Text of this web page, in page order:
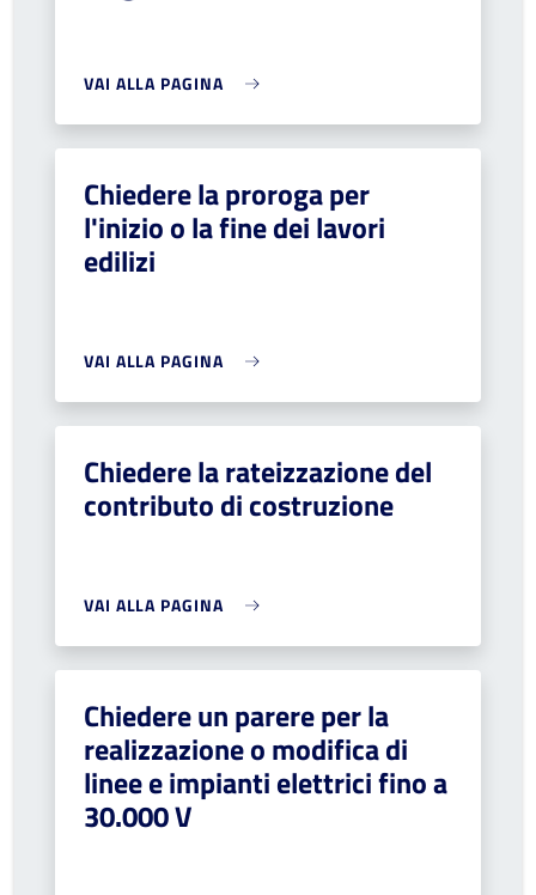
VAI ALLA PAGINA
Chiedere la proroga per
l'inizio o la fine dei lavori
edilizi
VAI ALLA PAGINA
Chiedere la rateizzazione del
contributo di costruzione
VAI ALLA PAGINA
Chiedere un parere per la
realizzazione o modifica di
linee e impianti elettrici fino a
30.000 V